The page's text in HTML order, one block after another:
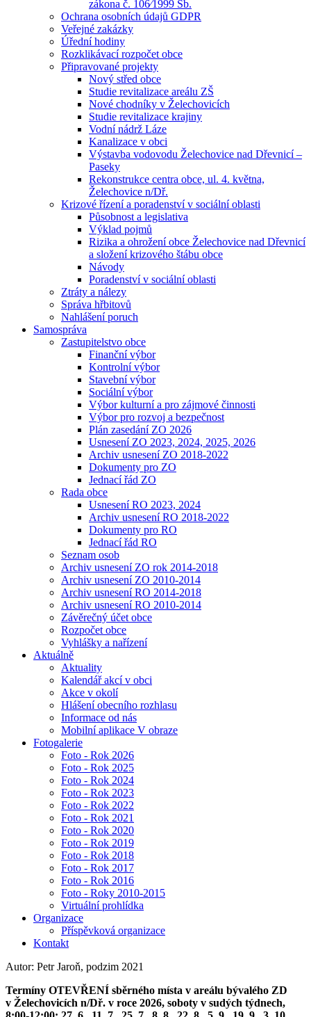
zákona č. 106⁄1999 Sb.
Ochrana osobních údajů GDPR
Veřejné zakázky
Úřední hodiny
Rozklikávací rozpočet obce
Připravované projekty
Nový střed obce
Studie revitalizace areálu ZŠ
Nové chodníky v Želechovicích
Studie revitalizace krajiny
Vodní nádrž Láze
Kanalizace v obci
Výstavba vodovodu Želechovice nad Dřevnicí –
Paseky
Rekonstrukce centra obce, ul. 4. května,
Želechovice n/Dř.
Krizové řízení a poradenství v sociální oblasti
Působnost a legislativa
Výklad pojmů
Rizika a ohrožení obce Želechovice nad Dřevnicí
a složení krizového štábu obce
Návody
Poradenství v sociální oblasti
Ztráty a nálezy
Správa hřbitovů
Nahlášení poruch
Samospráva
Zastupitelstvo obce
Finanční výbor
Kontrolní výbor
Stavební výbor
Sociální výbor
Výbor kulturní a pro zájmové činnosti
Výbor pro rozvoj a bezpečnost
Plán zasedání ZO 2026
Usnesení ZO 2023, 2024, 2025, 2026
Archiv usnesení ZO 2018-2022
Dokumenty pro ZO
Jednací řád ZO
Rada obce
Usnesení RO 2023, 2024
Archiv usnesení RO 2018-2022
Dokumenty pro RO
Jednací řád RO
Seznam osob
Archiv usnesení ZO rok 2014-2018
Archiv usnesení ZO 2010-2014
Archiv usnesení RO 2014-2018
Archiv usnesení RO 2010-2014
Závěrečný účet obce
Rozpočet obce
Vyhlášky a nařízení
Aktuálně
Aktuality
Kalendář akcí v obci
Akce v okolí
Hlášení obecního rozhlasu
Informace od nás
Mobilní aplikace V obraze
Fotogalerie
Foto - Rok 2026
Foto - Rok 2025
Foto - Rok 2024
Foto - Rok 2023
Foto - Rok 2022
Foto - Rok 2021
Foto - Rok 2020
Foto - Rok 2019
Foto - Rok 2018
Foto - Rok 2017
Foto - Rok 2016
Foto - Roky 2010-2015
Virtuální prohlídka
Organizace
Příspěvková organizace
Kontakt
Autor: Petr Jaroň, podzim 2021
Termíny OTEVŘENÍ sběrného místa v areálu bývalého ZD
v Želechovicích n/Dř. v roce 2026, soboty v sudých týdnech,